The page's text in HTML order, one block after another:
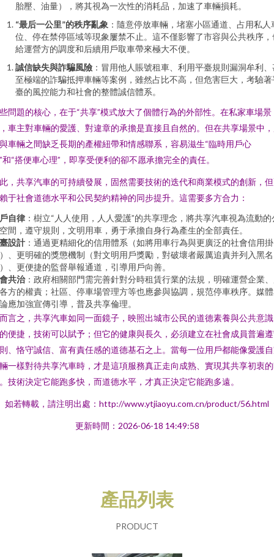
胎壓、油量），將其視為一次性的消耗品，加速了車輛損耗。
“最后一公里”的秩序亂象 ：隨意停放車輛，堵塞小區通道、占用私人
位、停在禁停區域等現象屢禁不止。這不僅影響了市容與公共秩序，
給運營方的調度和后續用戶取車帶來極大不便。
誠信缺失與詐騙風險 ：冒用他人賬號租車、利用平臺規則漏洞牟利
至極端的詐騙抵押車輛等案例，雖然占比不高，但危害巨大，考驗著
臺的風控能力和社會的整體誠信體系。
問題的核心，在于“共享”模式放大了個體行為的外部性。在私家車場景
車主對車輛的愛護、對違章的承擔是直接且自然的。但在共享場景中
車輛之間缺乏長期的產權紐帶和情感聯系，容易滋生“臨時用戶心
和“搭便車心理”，即享受便利的卻不愿承擔完全的責任。
，共享汽車的可持續發展，固然需要技術的迭代和商業模式的創新，
于社會道德水平和公民契約精神的同步提升。這需要多方合力：
自律 ：樹立“人人使用，人人愛護”的共享理念，將共享汽車視為流動的
間，遵守規則，文明用車，勇于承擔自身行為產生的全部責任。
設計 ：通過更精細化的信用體系（如將用車行為與更廣泛的社會信用掛
、更明確的獎懲機制（對文明用戶獎勵，對破壞者嚴厲追責并列入黑名
、更便捷的監督舉報通道，引導用戶向善。
共治：政府相關部門需完善針對分時租賃行業的法規，明確運營企業
方的權責；社區、停車場管理方等也應參與協調，規范停車秩序。媒
應加強宣傳引導，普及共享倫理。
言之，共享汽車如同一面鏡子，映照出城市公民的道德素養與公共意
便捷，技術可以賦予；但它的健康與長久，必須建立在社會成員普遍
、恪守誠信、富有責任感的道德基石之上。當每一位用戶都能像愛護
一樣對待共享汽車時，才是這項服務真正走向成熟、實現其共享初衷
技術決定它能跑多快，而道德水平，才真正決定它能跑多遠。
如若轉載，請注明出處：http://www.ytjiaoyu.com.cn/product/56.html
更新時間：2026-06-18 14:49:58
產品列表
PRODUCT